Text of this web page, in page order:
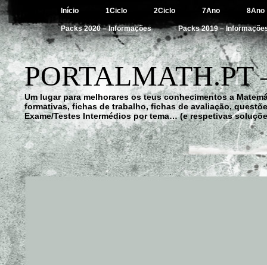
Início 1Ciclo 2Ciclo 7Ano 8Ano
Packs 2020 – Informações Packs 2019 –
Um lugar para melhorares os teus conhecimentos a
formativas, fichas de trabalho, fichas de avaliação,
Exame/Testes Intermédios por tema… (e respetivas